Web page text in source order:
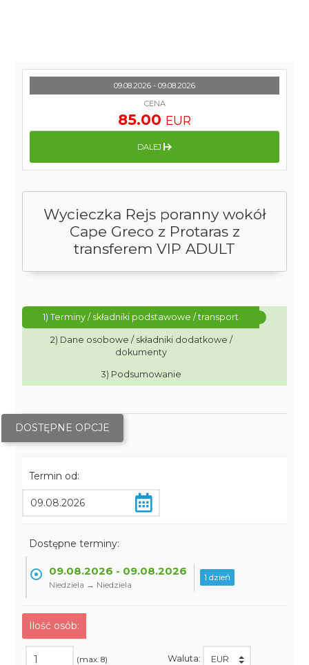
Wycieczka Rejs poranny wokół
Cape Greco z Protaras z
transferem VIP ADULT
1) Terminy / składniki podstawowe / transport
2) Dane osobowe / składniki dodatkowe /
dokumenty
3) Podsumowanie
DOSTĘPNE OPCJE
Termin od:
Dostępne terminy:
09.08.2026 - 09.08.2026
Niedziela → Niedziela
1 dzień
Ilość osób:
(max. 8) Waluta:
09.08.2026 - 09.08.2026
CENA
85.00 EUR
DALEJ